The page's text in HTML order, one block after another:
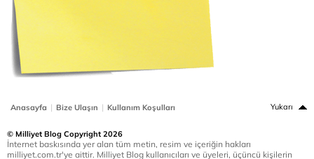
Anasayfa | Bize Ulaşın | Kullanım Koşulları Yukarı
© Milliyet Blog Copyright 2026
İnternet baskısında yer alan tüm metin, resim ve içeriğin hakları
milliyet.com.tr'ye aittir. Milliyet Blog kullanıcıları ve üyeleri, üçüncü kişilerin